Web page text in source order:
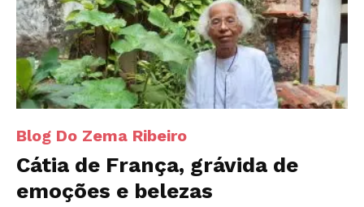
Blog Do Zema Ribeiro
Cátia de França, grávida de
emoções e belezas